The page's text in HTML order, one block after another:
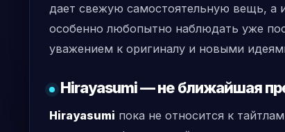
дает свежую самостоятельную вещь, а
особенно любопытно наблюдать уже
уважением к оригиналу и новыми
Hirayasumi — не ближайшая
Hirayasumi пока не относится к